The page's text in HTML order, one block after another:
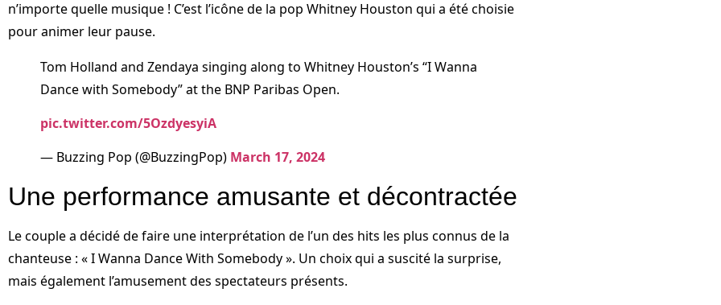
n’importe quelle musique ! C’est l’icône de la pop Whitney Houston qui a été choisie
pour animer leur pause.
Tom Holland and Zendaya singing along to Whitney Houston’s “I Wanna
Dance with Somebody” at the BNP Paribas Open.
pic.twitter.com/5OzdyesyiA
— Buzzing Pop (@BuzzingPop) March 17, 2024
Une performance amusante et décontractée
Le couple a décidé de faire une interprétation de l’un des hits les plus connus de la
chanteuse : « I Wanna Dance With Somebody ». Un choix qui a suscité la surprise,
mais également l’amusement des spectateurs présents.